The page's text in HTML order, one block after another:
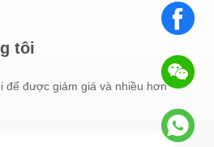
tôi
để được giảm giá và nhiều hơn